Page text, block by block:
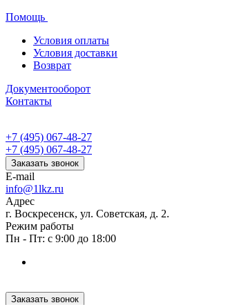
Помощь
Условия оплаты
Условия доставки
Возврат
Документооборот
Контакты
+7 (495) 067-48-27
+7 (495) 067-48-27
Заказать звонок
E-mail
info@1lkz.ru
Адрес
г. Воскресенск, ул. Советская, д. 2.
Режим работы
Пн - Пт: с 9:00 до 18:00
Заказать звонок